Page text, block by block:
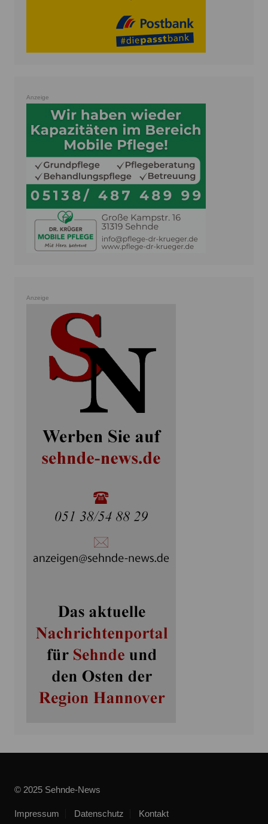
Anzeige
Anzeige
© 2025 Sehnde-News
Impressum Datenschutz Kontakt